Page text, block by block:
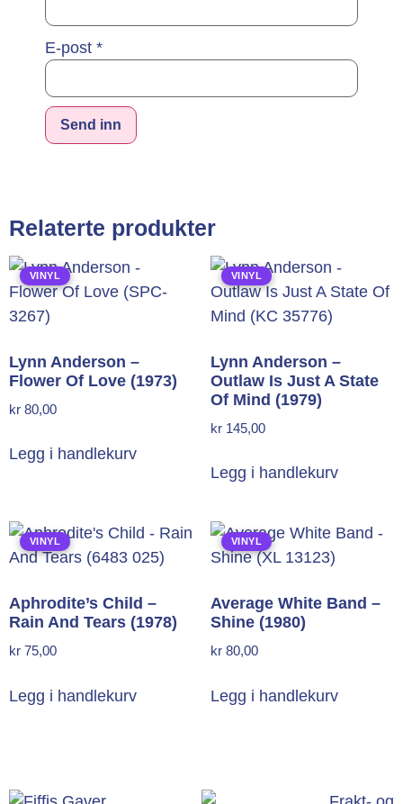
E-post *
Relaterte produkter
VINYL
Lynn Anderson –
Flower Of Love (1973)
kr 80,00
Legg i handlekurv
VINYL
Lynn Anderson –
Outlaw Is Just A State
Of Mind (1979)
kr 145,00
Legg i handlekurv
VINYL
Aphrodite’s Child –
Rain And Tears (1978)
kr 75,00
Legg i handlekurv
VINYL
Average White Band –
Shine (1980)
kr 80,00
Legg i handlekurv